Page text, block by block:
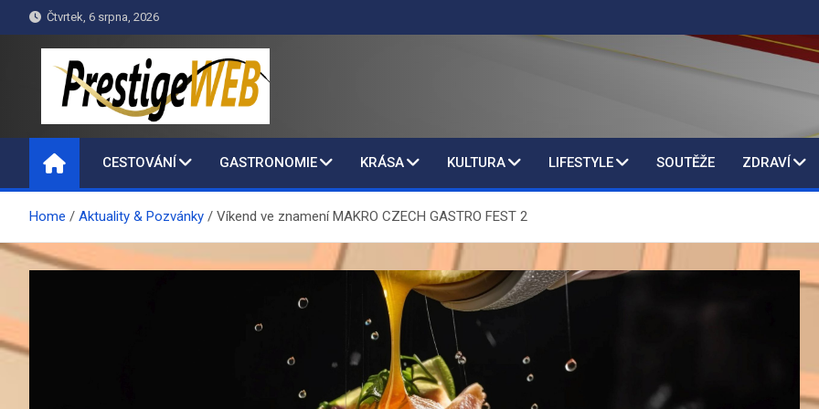
to
Čtvrtek, 6 srpna, 2026
PrestigeWEB
CESTOVÁNÍ GASTRONOMIE KRÁSA KULTURA LIFESTYLE SOUTĚŽE ZDRAVÍ
Home Aktuality & Pozvánky Víkend ve znamení MAKRO CZECH GASTRO FEST 2